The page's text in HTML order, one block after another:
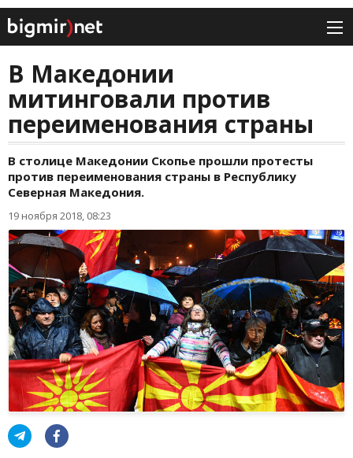
В Македонии
митинговали против
переименования страны
В столице Македонии Скопье прошли протесты
против переименования страны в Республику
Северная Македония.
19 ноября 2018, 08:23